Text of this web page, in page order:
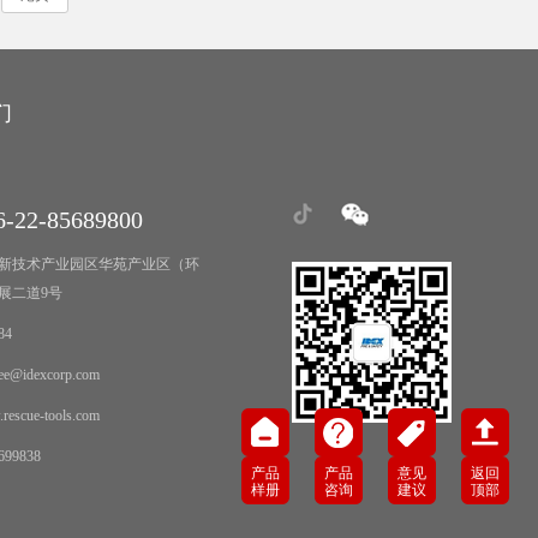
85689800
技术产业园区华苑产业区（环
二道9号
tools.com
产品
样册
产品
咨询
意见
建议
返回
顶部